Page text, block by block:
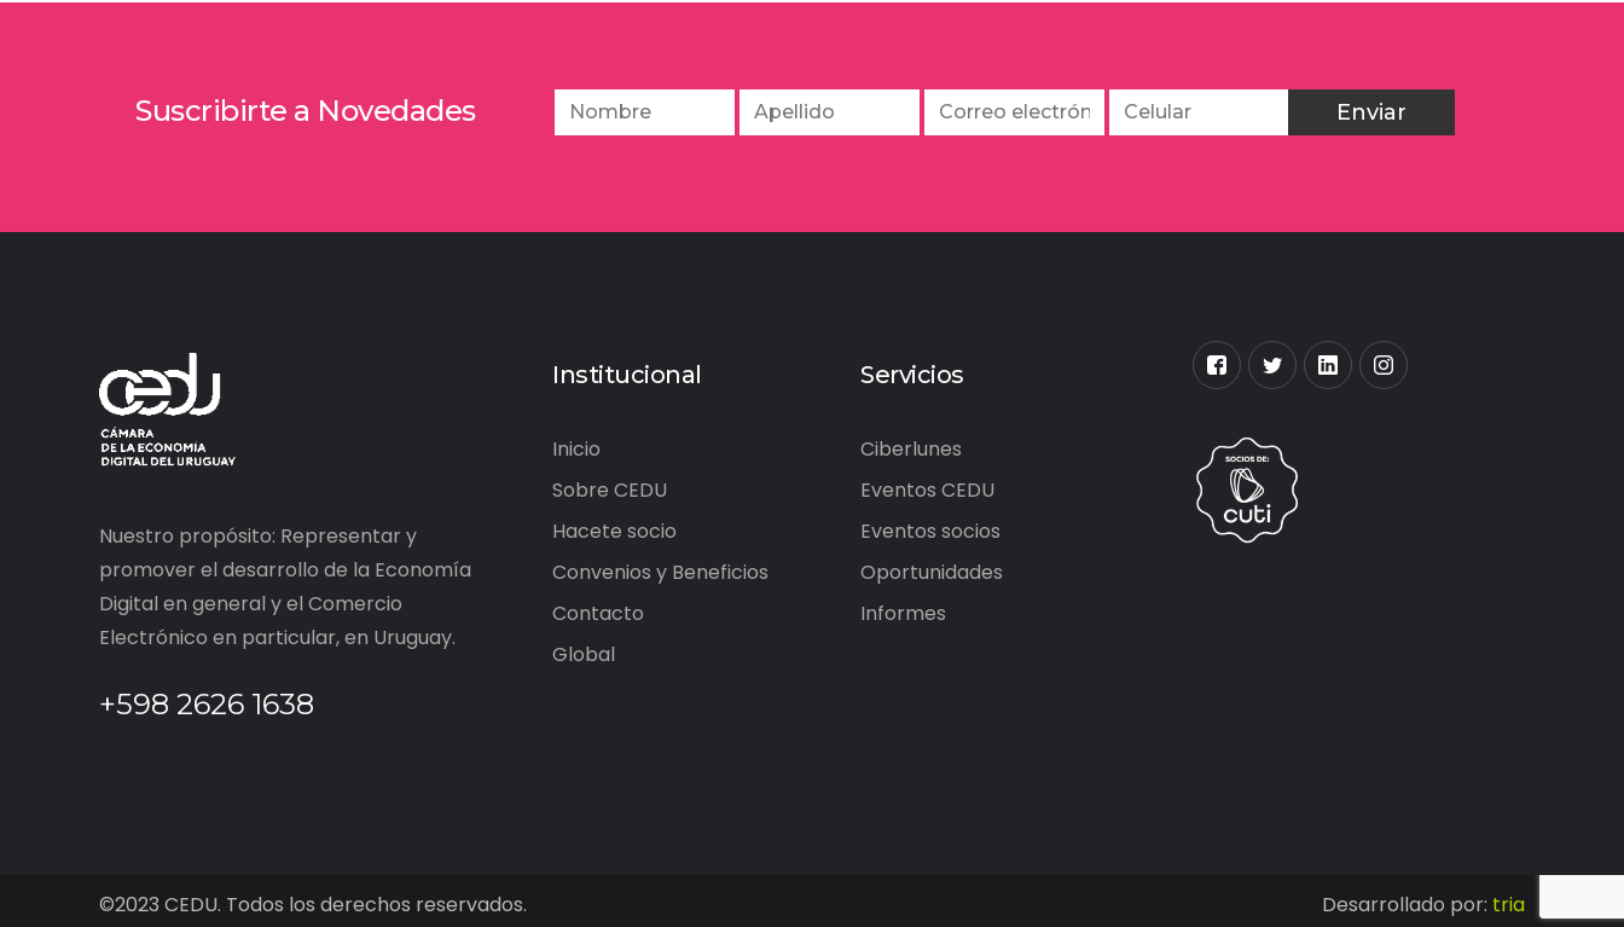
Suscribirte a Novedades
Nuestro propósito: Representar y
promover el desarrollo de la Economía
Digital en general y el Comercio
Electrónico en particular, en Uruguay.
+598 2626 1638
Institucional
Inicio
Sobre CEDU
Hacete socio
Convenios y Beneficios
Contacto
Global
Servicios
Ciberlunes
Eventos CEDU
Eventos socios
Oportunidades
Informes
©2023 CEDU. Todos los derechos reservados. Desarrollado por: tria